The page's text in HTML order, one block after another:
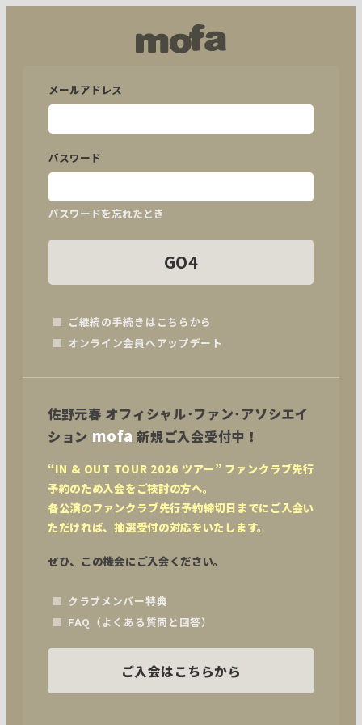
佐野元春 オフィシャル･ファン･アソシエイ
ション mofa 新規ご入会受付中！
“IN & OUT TOUR 2026 ツアー” ファンクラブ先行
予約のため入会をご検討の方へ。
各公演のファンクラブ先行予約締切日までにご入会い
ただければ、抽選受付の対応をいたします。
ぜひ、この機会にご入会ください。
クラブメンバー特典
FAQ（よくある質問と回答）
ご入会はこちらから
メールアドレス
パスワード
パスワードを忘れたとき
GO4
ご継続の手続きはこちらから
オンライン会員へアップデート